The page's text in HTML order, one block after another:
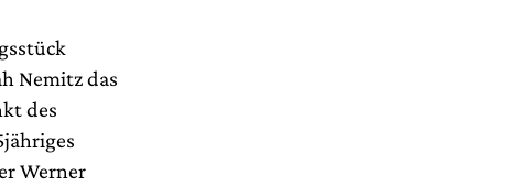
Nemitz das
des
Werner